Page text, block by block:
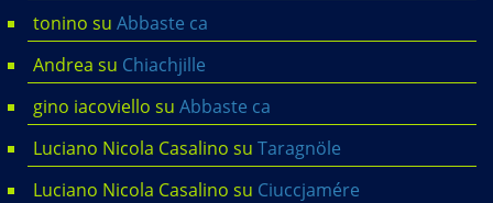
tonino su Abbaste ca
Andrea su Chiachjille
gino iacoviello su Abbaste ca
Luciano Nicola Casalino su Taragnöle
Luciano Nicola Casalino su Ciuccjamére